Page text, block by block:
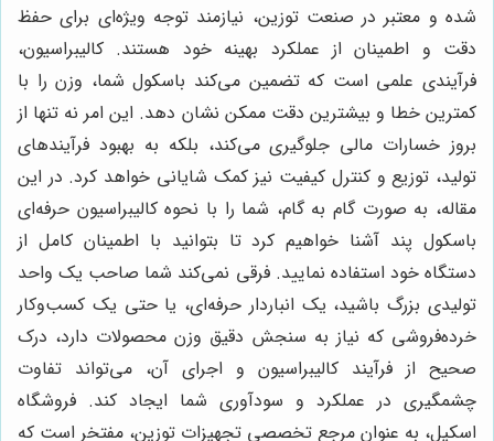
شده و معتبر در صنعت توزین، نیازمند توجه ویژه‌ای برای حفظ
دقت و اطمینان از عملکرد بهینه خود هستند. کالیبراسیون،
فرآیندی علمی است که تضمین می‌کند باسکول شما، وزن را با
کمترین خطا و بیشترین دقت ممکن نشان دهد. این امر نه تنها از
بروز خسارات مالی جلوگیری می‌کند، بلکه به بهبود فرآیندهای
تولید، توزیع و کنترل کیفیت نیز کمک شایانی خواهد کرد. در این
مقاله، به صورت گام به گام، شما را با نحوه کالیبراسیون حرفه‌ای
باسکول پند آشنا خواهیم کرد تا بتوانید با اطمینان کامل از
دستگاه خود استفاده نمایید. فرقی نمی‌کند شما صاحب یک واحد
تولیدی بزرگ باشید، یک انباردار حرفه‌ای، یا حتی یک کسب‌وکار
خرده‌فروشی که نیاز به سنجش دقیق وزن محصولات دارد، درک
صحیح از فرآیند کالیبراسیون و اجرای آن، می‌تواند تفاوت
چشمگیری در عملکرد و سودآوری شما ایجاد کند. فروشگاه
اسکیل، به عنوان مرجع تخصصی تجهیزات توزین، مفتخر است که